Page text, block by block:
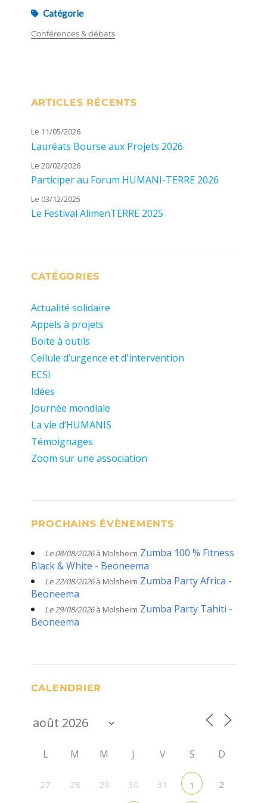
Catégorie
Conférences & débats
ARTICLES RÉCENTS
Le 11/05/2026
Lauréats Bourse aux Projets 2026
Le 20/02/2026
Participer au Forum HUMANI-TERRE 2026
Le 03/12/2025
Le Festival AlimenTERRE 2025
CATÉGORIES
Actualité solidaire
Appels à projets
Boite à outils
Cellule d’urgence et d'intervention
ECSI
Idées
Journée mondiale
La vie d’HUMANIS
Témoignages
Zoom sur une association
PROCHAINS ÉVÈNEMENTS
Le 08/08/2026à Molsheim Zumba 100 % Fitness
Black & White - Beoneema
Le 22/08/2026à Molsheim Zumba Party Africa -
Beoneema
Le 29/08/2026à Molsheim Zumba Party Tahiti -
Beoneema
CALENDRIER
L M M J V S D
27 28 29 30 31 1 2